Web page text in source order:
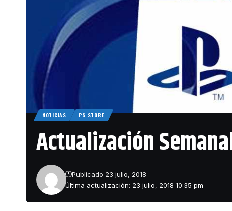
NOTICIAS PS STORE
Actualización
Última actualización: 23 julio, 2018 10:35 pm
Publicado 23 julio, 2018